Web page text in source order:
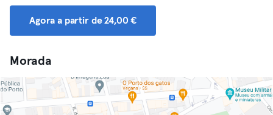
Agora a partir de 24,00 €
Morada